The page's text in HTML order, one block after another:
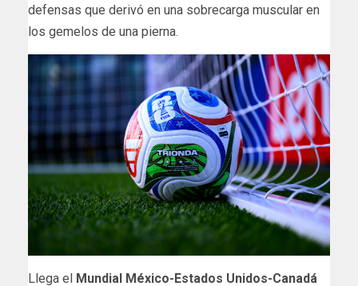
defensas que derivó en una sobrecarga muscular en
los gemelos de una pierna.
Llega el Mundial México-Estados Unidos-Canadá